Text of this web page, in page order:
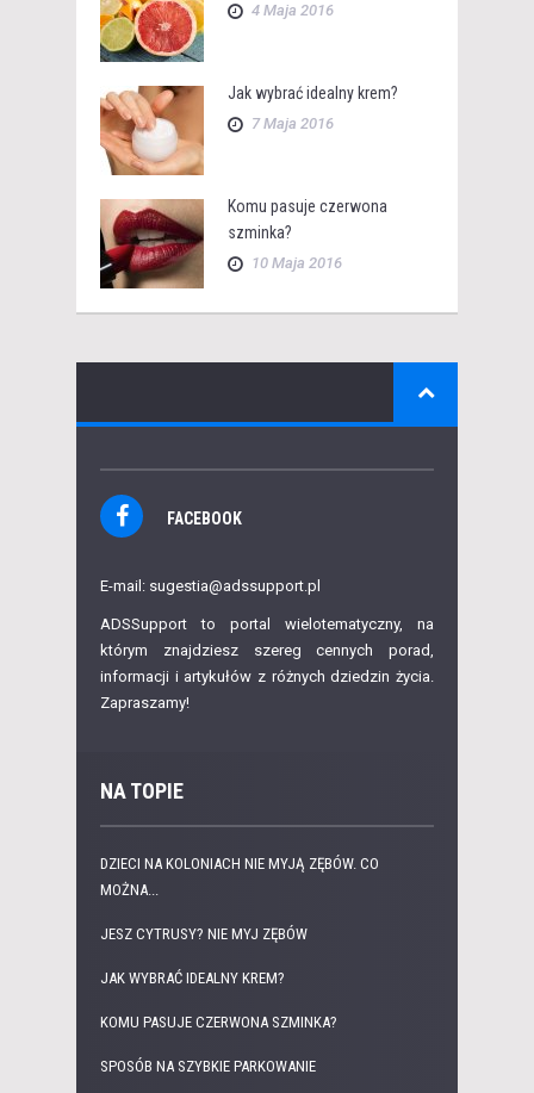
4 Maja 2016
Jak wybrać idealny krem?
7 Maja 2016
Komu pasuje czerwona
szminka?
10 Maja 2016
FACEBOOK
E-mail: sugestia@adssupport.pl
ADSSupport to portal wielotematyczny, na
którym znajdziesz szereg cennych porad,
informacji i artykułów z różnych dziedzin życia.
Zapraszamy!
NA TOPIE
DZIECI NA KOLONIACH NIE MYJĄ ZĘBÓW. CO
MOŻNA...
JESZ CYTRUSY? NIE MYJ ZĘBÓW
JAK WYBRAĆ IDEALNY KREM?
KOMU PASUJE CZERWONA SZMINKA?
SPOSÓB NA SZYBKIE PARKOWANIE